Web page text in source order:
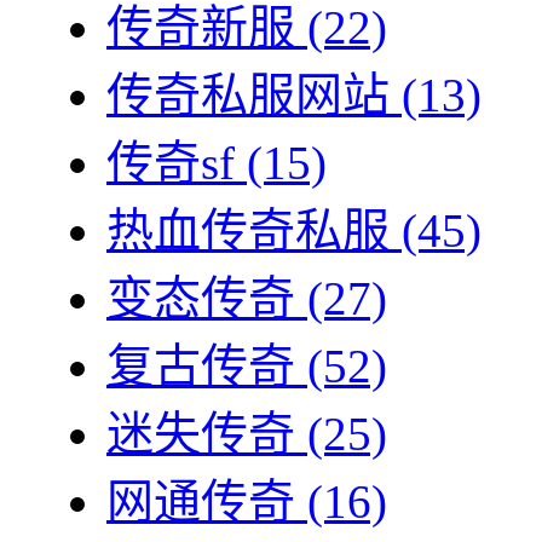
传奇新服 (22)
传奇私服网站 (13)
传奇sf (15)
热血传奇私服 (45)
变态传奇 (27)
复古传奇 (52)
迷失传奇 (25)
网通传奇 (16)